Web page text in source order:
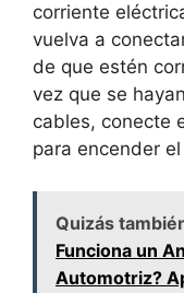
corriente
vuelva a
de que estén
vez que se
cables, conecte
para encender
Quizás
Funciona un
Automotriz?